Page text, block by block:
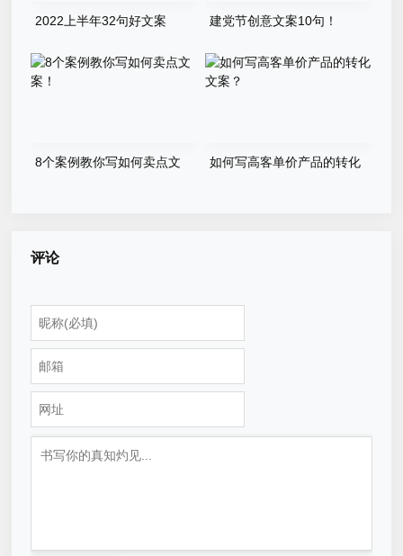
2022上半年32句好文案 建党节创意文案10句！
8个案例教你写如何卖点文
如何写高客单价产品的转化
评论